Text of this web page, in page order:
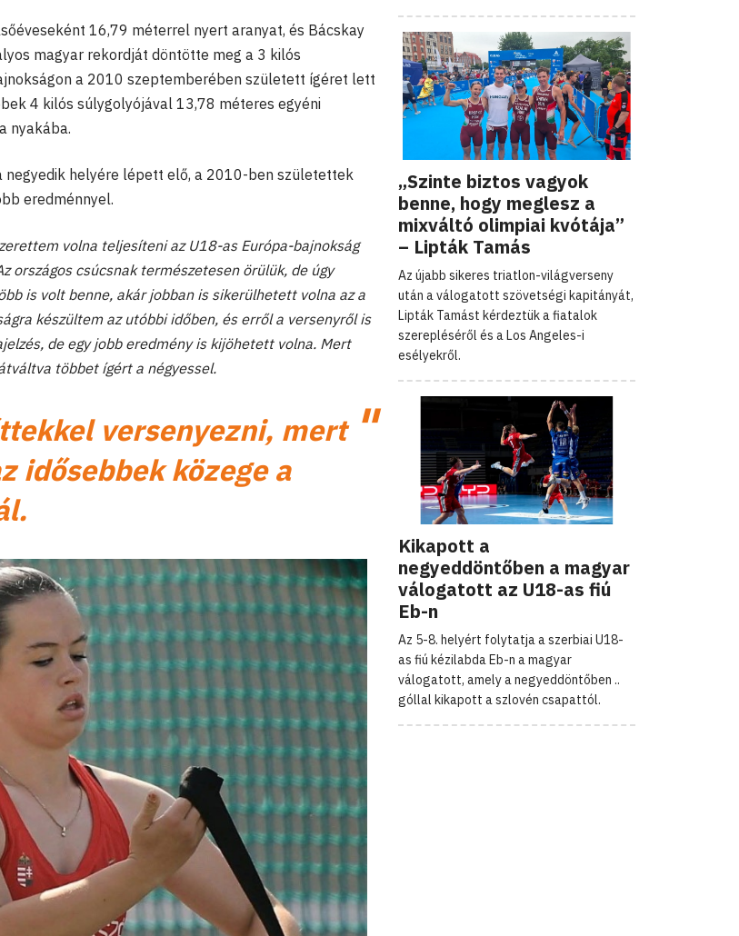
16,79 méterrel nyert aranyat, és Bácskay
magyar rekordját döntötte meg a 3 kilós
a 2010 szeptemberében született ígéret lett
4 kilós súlygolyójával 13,78 méteres egyéni
nyakába.
helyére lépett elő, a 2010-ben születettek
eredménnyel.
volna teljesíteni az U18-as Európa-bajnokság
országos csúcsnak természetesen örülük, de úgy
is volt benne, akár jobban is sikerülhetett volna az a
készültem az utóbbi időben, és erről a versenyről is
de egy jobb eredmény is kijöhetett volna. Mert
többet ígért a négyessel.
versenyezni, mert
idősebbek közege a
„Szinte biztos vagyok
benne, hogy meglesz a
mixváltó olimpiai kvótája”
– Lipták Tamás
Az újabb sikeres triatlon-világverseny
után a válogatott szövetségi kapitányát,
Lipták Tamást kérdeztük a fiatalok
szerepléséről és a Los Angeles-i
esélyekről.
Kikapott a
negyeddöntőben a magyar
válogatott az U18-as fiú
Eb-n
Az 5-8. helyért folytatja a szerbiai U18-
as fiú kézilabda Eb-n a magyar
válogatott, amely a negyeddöntőben ..
góllal kikapott a szlovén csapattól.